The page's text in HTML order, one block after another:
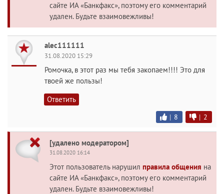
сайте ИА «Банкфакс», поэтому его комментарий
удален. Будьте взаимовежливы!
alec111111
31.08.2020 15:29
Ромочка, в этот раз мы тебя закопаем!!!! Это для
твоей же пользы!
Ответить
| 8 | 2
[удалено модератором]
31.08.2020 16:14
Этот пользователь нарушил правила общения на
сайте ИА «Банкфакс», поэтому его комментарий
удален. Будьте взаимовежливы!